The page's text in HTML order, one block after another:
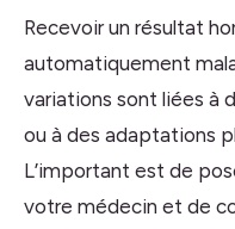
Recevoir un résultat
automatiquement
variations sont liées à
ou à des adaptations
L’important est de
votre médecin et de